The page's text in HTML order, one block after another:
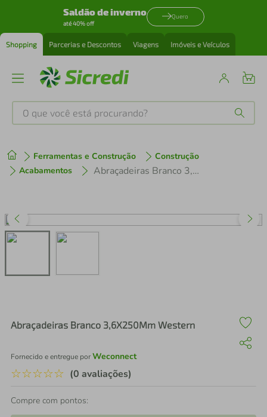
Saldão de inverno
até 40% off
Quero
Shopping Parcerias e Descontos Viagens Imóveis e Veículos
O que você está procurando?
Ferramentas e Construção
Construção
Acabamentos
Abraçadeiras Branco 3,6X250Mm Western
Abraçadeiras Branco 3,6X250Mm Western
Fornecido e entregue porWeconnect
☆☆☆☆☆ (0 avaliações)
Compre com pontos:
1º tenis
3º perfume